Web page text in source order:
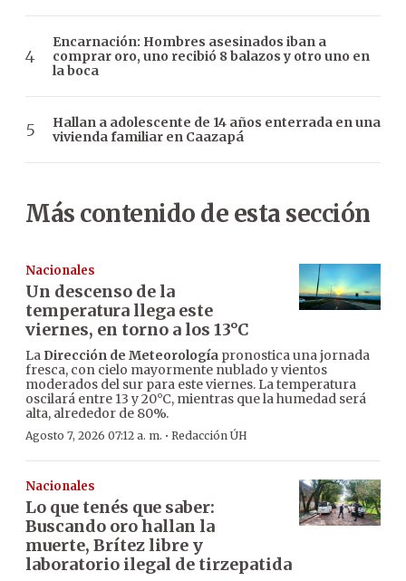
Encarnación: Hombres asesinados iban a
comprar oro, uno recibió 8 balazos y otro uno en
la boca
Hallan a adolescente de 14 años enterrada en una
vivienda familiar en Caazapá
Más contenido de esta sección
Nacionales
Un descenso de la
temperatura llega este
viernes, en torno a los 13°C
La Dirección de Meteorología pronostica una jornada
fresca, con cielo mayormente nublado y vientos
moderados del sur para este viernes. La temperatura
oscilará entre 13 y 20°C, mientras que la humedad será
alta, alrededor de 80%.
Agosto 7, 2026 07:12 a. m. · Redacción ÚH
Nacionales
Lo que tenés que saber:
Buscando oro hallan la
muerte, Brítez libre y
laboratorio ilegal de tirzepatida